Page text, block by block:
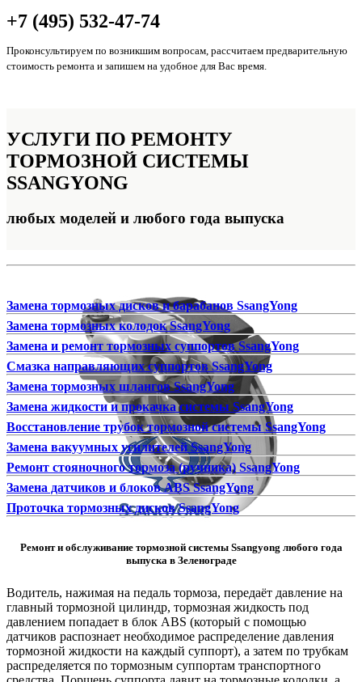
+7 (495) 532-47-74
Проконсультируем по возникшим вопросам, рассчитаем предварительную
стоимость ремонта и запишем на удобное для Вас время.
УСЛУГИ ПО РЕМОНТУ
ТОРМОЗНОЙ СИСТЕМЫ
SSANGYONG
любых моделей и любого года выпуска
Замена тормозных дисков и барабанов SsangYong
Замена тормозных колодок SsangYong
Замена и ремонт тормозных суппортов SsangYong
Смазка направляющих суппортов SsangYong
Замена тормозных шлангов SsangYong
Замена жидкости и прокачка системы SsangYong
Восстановление трубок тормозной системы SsangYong
Замена вакуумных усилителей SsangYong
Ремонт стояночного тормоза (ручника) SsangYong
Замена датчиков и блоков ABS SsangYong
Проточка тормозных дисков SsangYong
Ремонт и обслуживание тормозной системы Ssangyong любого года
выпуска в Зеленограде
Водитель, нажимая на педаль тормоза, передаёт давление на
главный тормозной цилиндр, тормозная жидкость под
давлением попадает в блок ABS (который с помощью
датчиков распознает необходимое распределение давления
тормозной жидкости на каждый суппорт), а затем по трубкам
распределяется по тормозным суппортам транспортного